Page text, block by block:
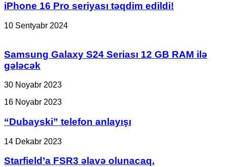
iPhone 16 Pro seriyası təqdim edildi!
10 Sentyabr 2024
Samsung Galaxy S24 Seriası 12 GB RAM ilə
gələcək
30 Noyabr 2023
“Dubayski”
anlayışı
16 Noyabr 2023
“Dubayski” telefon anlayışı
Starfield’a
əlavə
14 Dekabr 2023
Starfield’a FSR3 əlavə olunacaq.